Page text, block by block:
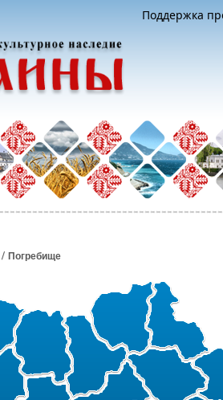
Поддержка
/ Погребище